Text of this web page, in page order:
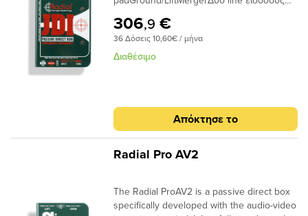
simulation για 12" speaker
cabinetsΑντιστροφή Φάσης
306,9 €
36 Δόσεις 10,60€ / μήνα
Διαθέσιμο
Απόκτησε το
Radial Pro AV2
The Radial ProAV2 is a passive direct box
specifically developed with the audio-video